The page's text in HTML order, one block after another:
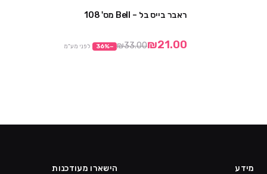
ראבר בייס בל – Bell מס' 108
₪21.00
₪33.00
−
36% לפני מע"מ
מידע הישארו מעודכנות